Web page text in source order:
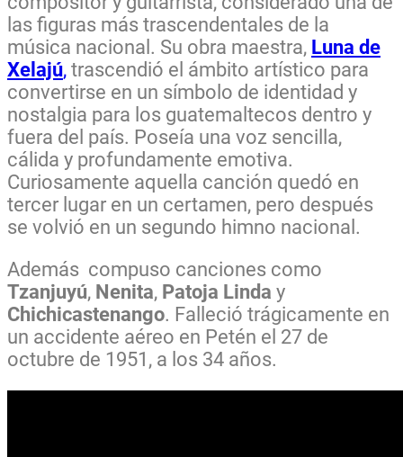
las figuras más trascendentales de la
música nacional. Su obra maestra, Luna de
Xelajú, trascendió el ámbito artístico para
convertirse en un símbolo de identidad y
nostalgia para los guatemaltecos dentro y
fuera del país. Poseía una voz sencilla,
cálida y profundamente emotiva.
Curiosamente aquella canción quedó en
tercer lugar en un certamen, pero después
se volvió en un segundo himno nacional.
Además compuso canciones como
Tzanjuyú, Nenita, Patoja Linda y
Chichicastenango. Falleció trágicamente en
un accidente aéreo en Petén el 27 de
octubre de 1951, a los 34 años.